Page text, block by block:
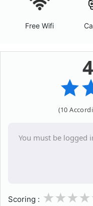
Free Wifi
(10
Scoring : 2
1